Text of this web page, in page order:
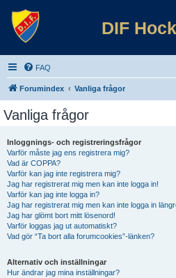
DIF
FAQ
Forumindex Vanliga frågor
Vanliga frågor
Inloggnings- och registreringsfrågor
Varför måste jag ens registrera mig?
Vad är COPPA?
Varför kan jag inte registrera mig?
Jag har registrerat mig men kan inte logga in!
Varför kan jag inte logga in?
Jag har registrerat mig men kan inte logga in
Jag har glömt bort mitt lösenord!
Varför loggas jag ut automatiskt?
Vad gör “Ta bort alla forumcookies”-länken?
Alternativ och inställningar
Hur ändrar jag mina inställningar?